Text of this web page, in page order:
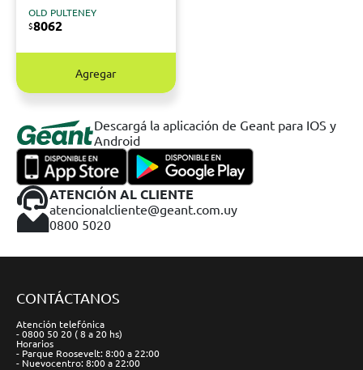
OLD PULTENEY
$8062
Agregar
Descargá la aplicación de Geant para IOS y
Android
ATENCIÓN AL CLIENTE
atencionalcliente@geant.com.uy
0800 5020
CONTÁCTANOS
Atención telefónica
- 0800 50 20 ( 8 a 20 hs)
Horarios
- Parque Roosevelt: 8:00 a 22:00
- Nuevocentro: 8:00 a 22:00